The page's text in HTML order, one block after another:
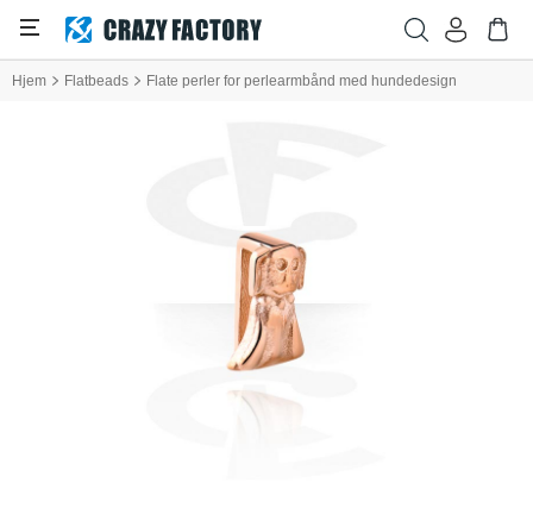
Hjem Flatbeads Flate perler for perlearmbånd med hundedesign